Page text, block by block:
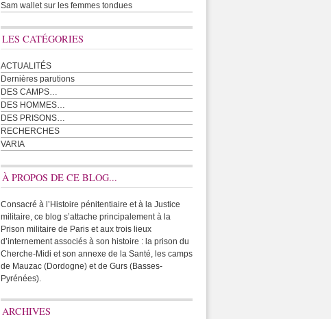
Sam wallet sur les femmes tondues
LES CATÉGORIES
ACTUALITÉS
Dernières parutions
DES CAMPS…
DES HOMMES…
DES PRISONS…
RECHERCHES
VARIA
À PROPOS DE CE BLOG...
Consacré à l’Histoire pénitentiaire et à la Justice
militaire, ce blog s’attache principalement à la
Prison militaire de Paris et aux trois lieux
d’internement associés à son histoire : la prison du
Cherche-Midi et son annexe de la Santé, les camps
de Mauzac (Dordogne) et de Gurs (Basses-
Pyrénées).
ARCHIVES